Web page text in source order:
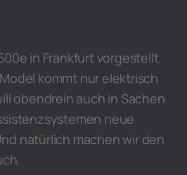
in Frankfurt vorgestellt.
kommt nur elektrisch
obendrein auch in Sachen
neue
natürlich machen wir den